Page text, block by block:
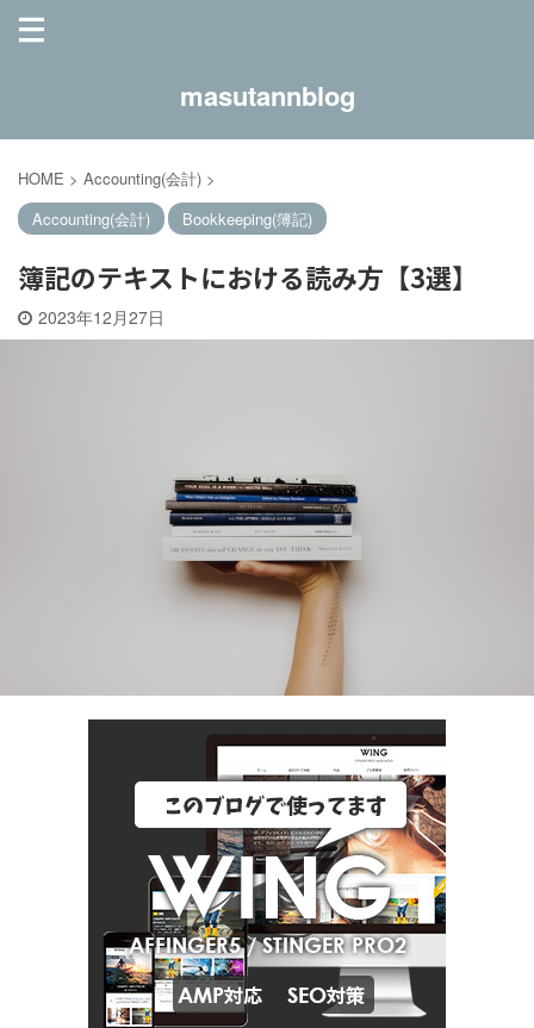
masutannblog
HOME > Accounting(会計) >
Accounting(会計)
Bookkeeping(簿記)
簿記のテキストにおける読み方【3選】
2023年12月27日